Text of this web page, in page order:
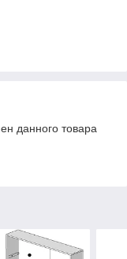
данного товара